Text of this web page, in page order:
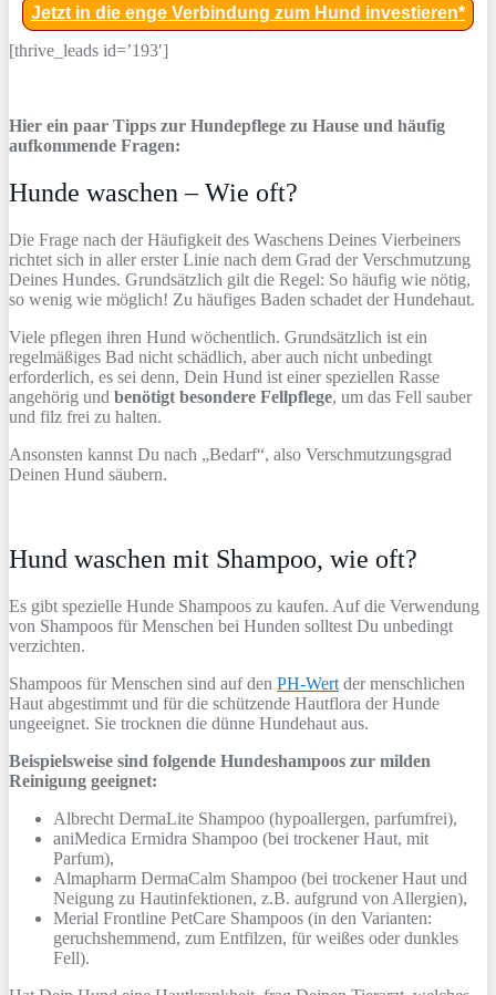
Jetzt in die enge Verbindung zum Hund investieren*
[thrive_leads id=’193′]
Hier ein paar Tipps zur Hundepflege zu Hause und häufig
aufkommende Fragen:
Hunde waschen – Wie oft?
Die Frage nach der Häufigkeit des Waschens Deines Vierbeiners
richtet sich in aller erster Linie nach dem Grad der Verschmutzung
Deines Hundes. Grundsätzlich gilt die Regel: So häufig wie nötig,
so wenig wie möglich! Zu häufiges Baden schadet der Hundehaut.
Viele pflegen ihren Hund wöchentlich. Grundsätzlich ist ein
regelmäßiges Bad nicht schädlich, aber auch nicht unbedingt
erforderlich, es sei denn, Dein Hund ist einer speziellen Rasse
angehörig und benötigt besondere Fellpflege, um das Fell sauber
und filz frei zu halten.
Ansonsten kannst Du nach „Bedarf“, also Verschmutzungsgrad
Deinen Hund säubern.
Hund waschen mit Shampoo, wie oft?
Es gibt spezielle Hunde Shampoos zu kaufen. Auf die Verwendung
von Shampoos für Menschen bei Hunden solltest Du unbedingt
verzichten.
Shampoos für Menschen sind auf den PH-Wert der menschlichen
Haut abgestimmt und für die schützende Hautflora der Hunde
ungeeignet. Sie trocknen die dünne Hundehaut aus.
Beispielsweise sind folgende Hundeshampoos zur milden
Reinigung geeignet:
Albrecht DermaLite Shampoo (hypoallergen, parfumfrei),
aniMedica Ermidra Shampoo (bei trockener Haut, mit
Parfum),
Almapharm DermaCalm Shampoo (bei trockener Haut und
Neigung zu Hautinfektionen, z.B. aufgrund von Allergien),
Merial Frontline PetCare Shampoos (in den Varianten:
geruchshemmend, zum Entfilzen, für weißes oder dunkles
Fell).